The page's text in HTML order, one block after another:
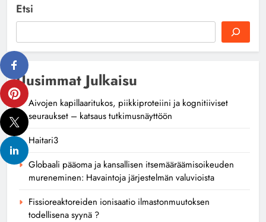
Etsi
Uusimmat Julkaisu
Aivojen kapillaaritukos, piikkiproteiini ja kognitiiviset
seuraukset – katsaus tutkimusnäyttöön
Haitari3
Globaali pääoma ja kansallisen itsemääräämisoikeuden
mureneminen: Havaintoja järjestelmän valuvioista
Fissioreaktoreiden ionisaatio ilmastonmuutoksen
todellisena syynä ?